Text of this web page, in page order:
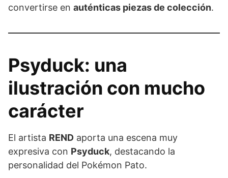
convertirse en auténticas piezas de colección.
Psyduck: una
ilustración con mucho
carácter
El artista REND aporta una escena muy
expresiva con Psyduck, destacando la
personalidad del Pokémon Pato.